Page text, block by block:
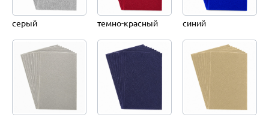
серый темно-красный синий